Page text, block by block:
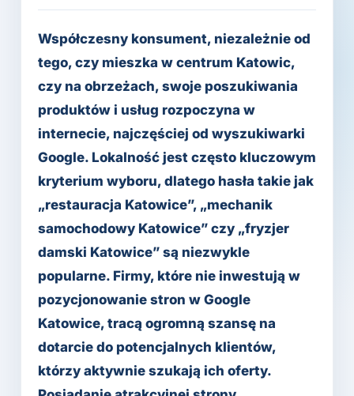
Współczesny konsument, niezależnie od
tego, czy mieszka w centrum Katowic,
czy na obrzeżach, swoje poszukiwania
produktów i usług rozpoczyna w
internecie, najczęściej od wyszukiwarki
Google. Lokalność jest często kluczowym
kryterium wyboru, dlatego hasła takie jak
„restauracja Katowice”, „mechanik
samochodowy Katowice” czy „fryzjer
damski Katowice” są niezwykle
popularne. Firmy, które nie inwestują w
pozycjonowanie stron w Google
Katowice, tracą ogromną szansę na
dotarcie do potencjalnych klientów,
którzy aktywnie szukają ich oferty.